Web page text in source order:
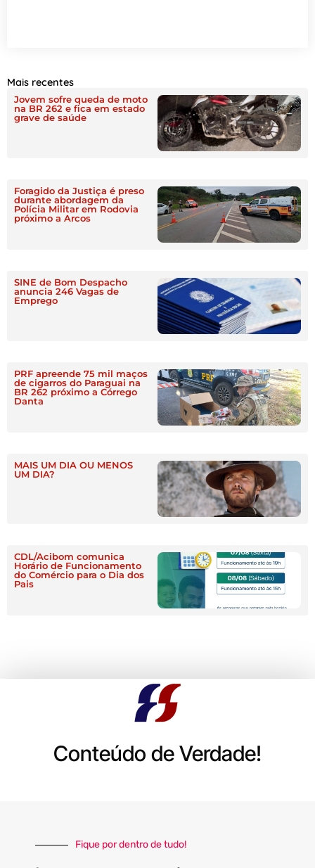
Mais recentes
Jovem sofre queda de moto
na BR 262 e fica em estado
grave de saúde
Foragido da Justiça é preso
durante abordagem da
Polícia Militar em Rodovia
próximo a Arcos
SINE de Bom Despacho
anuncia 246 Vagas de
Emprego
PRF apreende 75 mil maços
de cigarros do Paraguai na
BR 262 próximo a Córrego
Danta
MAIS UM DIA OU MENOS
UM DIA?
CDL/Acibom comunica
Horário de Funcionamento
do Comércio para o Dia dos
Pais
Conteúdo de Verdade!
Fique por dentro de tudo!